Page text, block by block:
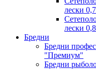
лески
лески
Бредни
Бредни
"Премиум"
Бредни